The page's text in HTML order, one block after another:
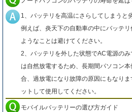
1、バッテリを高温にさらしてしまうと
例えば、炎天下の自動車の中にバッテ
ようなことは避けてください。
2、バッテリを外した状態でAC電源の
は自然放電するため、長期間パソコン
合、過放電になり故障の原因にもなり
ットして使用してください。
モバイルバッテリーの選び方ガイド